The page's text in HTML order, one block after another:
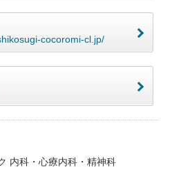
cocoromi-cl.jp/
内科・心療内科・精神科